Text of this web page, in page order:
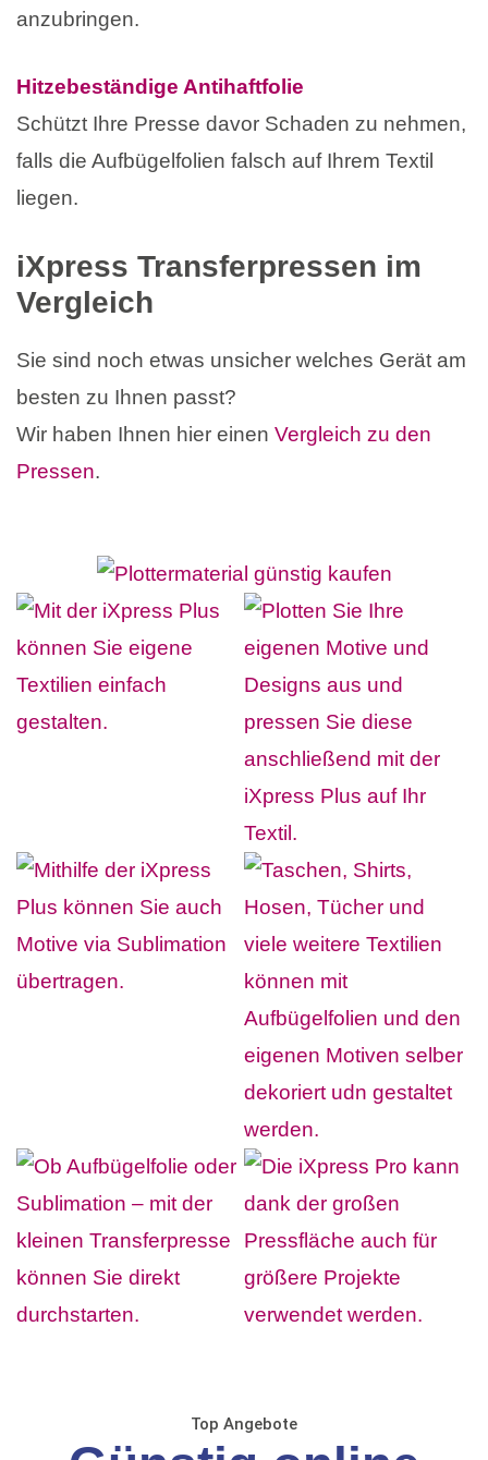
anzubringen.
Hitzebeständige Antihaftfolie
Schützt Ihre Presse davor Schaden zu nehmen,
falls die Aufbügelfolien falsch auf Ihrem Textil
liegen.
iXpress Transferpressen im
Vergleich
Sie sind noch etwas unsicher welches Gerät am
besten zu Ihnen passt?
Wir haben Ihnen hier einen Vergleich zu den
Pressen.
Top Angebote